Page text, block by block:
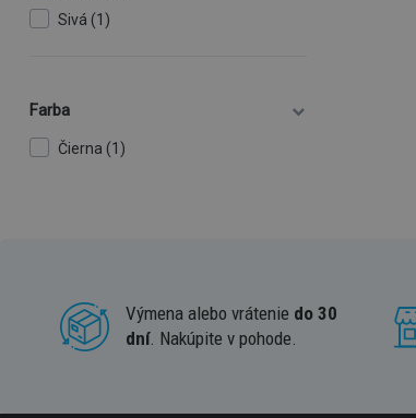
Sivá (1)
Farba
Čierna (1)
Výmena alebo vrátenie do 30
dní. Nakúpite v pohode.